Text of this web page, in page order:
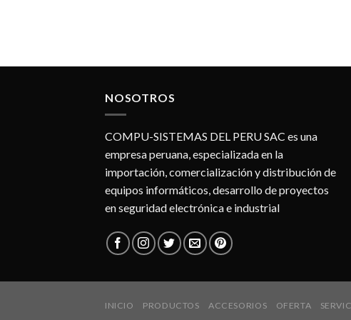
NOSOTROS
COMPU-SISTEMAS DEL PERU SAC es una
empresa peruana, especializada en la
importación, comercialización y distribución de
equipos informáticos, desarrollo de proyectos
en seguridad electrónica e industrial
INICIO PRODUCTOS ACCESORIOS OFERTA